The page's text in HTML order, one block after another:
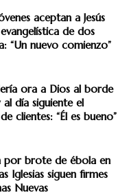
aceptan a Jesús
de dos
“Un nuevo comienzo”
ora a Dios al borde
día siguiente el
clientes: “Él es bueno”
por brote de ébola en
Iglesias siguen firmes
Nuevas